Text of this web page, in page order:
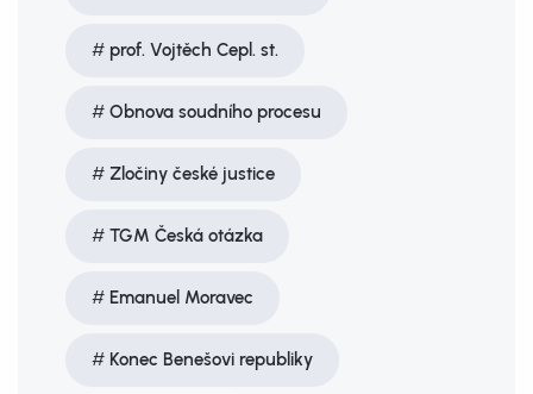
prof. Vojtěch Cepl. st.
Obnova soudního procesu
Zločiny české justice
TGM Česká otázka
Emanuel Moravec
Konec Benešovi republiky